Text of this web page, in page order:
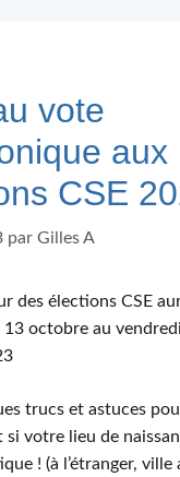
vote
aux
CSE
par Gilles A
des élections CSE
13 octobre au
trucs et astuces
si votre lieu de
! (à l’étranger, ville